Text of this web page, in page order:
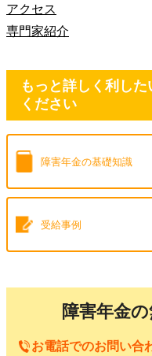
アクセス
専門家紹介
もっと詳しく利し
ください
障害年金の基礎知識
受給事例
障害年金
お電話でのお問い合